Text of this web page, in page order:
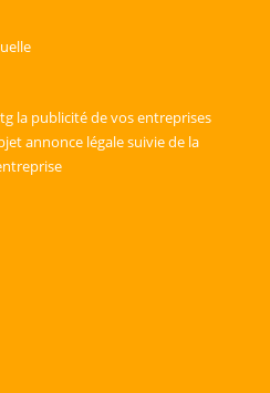
la publicité de vos entreprises
annonce légale suivie de la